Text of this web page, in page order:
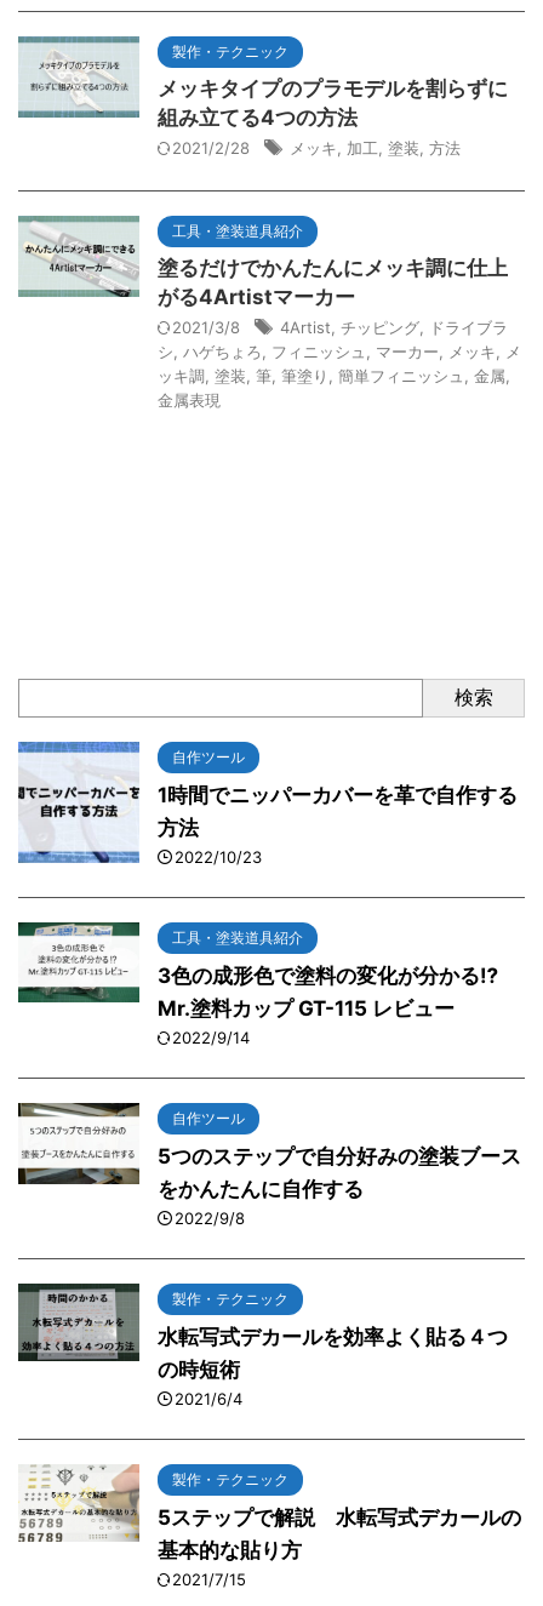
製作・テクニック
メッキタイプのプラモデルを割らずに
組み立てる4つの方法
2021/2/28 メッキ 加工 塗装 方法
工具・塗装道具紹介
塗るだけでかんたんにメッキ調に仕上
がる4Artistマーカー
2021/3/8 4Artist チッピング
ドライブラ
シ ハゲちょろ フィニッシュ マーカー メッキ
メ
ッキ調 塗装 筆 筆塗り 簡単フィニッシュ 金属
金属表現
検索
自作ツール
1時間でニッパーカバーを革で自作する
方法
2022/10/23
工具・塗装道具紹介
3色の成形色で塗料の変化が分かる⁉
Mr.塗料カップ GT-115 レビュー
2022/9/14
自作ツール
5つのステップで自分好みの塗装ブース
をかんたんに自作する
2022/9/8
製作・テクニック
水転写式デカールを効率よく貼る４つ
の時短術
2021/6/4
製作・テクニック
5ステップで解説 水転写式デカールの
基本的な貼り方
2021/7/15